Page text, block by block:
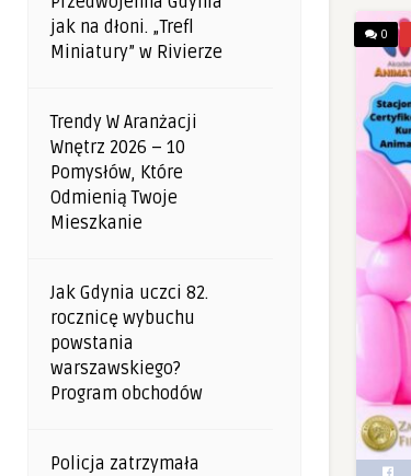
jak na dłoni. „Trefl
Miniatury” w Rivierze
Trendy W Aranżacji
Wnętrz 2026 – 10
Pomysłów, Które
Odmienią Twoje
Mieszkanie
Jak Gdynia uczci 82.
rocznicę wybuchu
powstania
warszawskiego?
Program obchodów
Policja zatrzymała
0